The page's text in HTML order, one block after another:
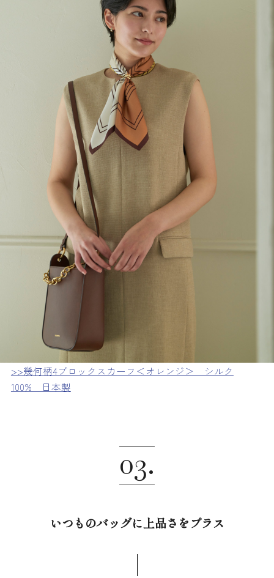
>>幾何柄4ブロックスカーフ＜オレンジ＞ シルク
100% 日本製
03.
いつものバッグに上品さをプラス